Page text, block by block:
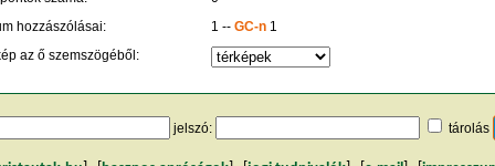
hozzászólásai:
1 -- GC-n1
az ő szemszögéből:
jelszó: tárolás